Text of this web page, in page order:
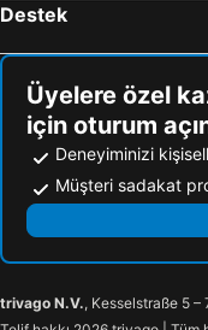
Destek
Üyelere özel
için oturum
Deneyiminizi
Müşteri sadakat
trivago N.V., Kesselstraße 5 –